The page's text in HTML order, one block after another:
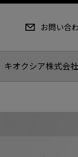
お問い合
キオクシア株式会